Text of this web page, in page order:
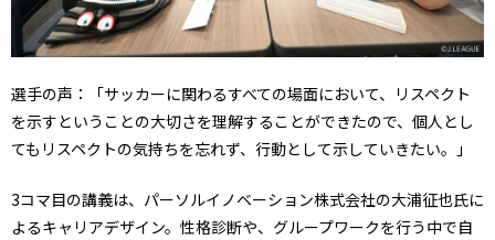
選手の声：「サッカーに関わるすべての場面において、リスペクト
を示すということの大切さを理解することができたので、個人とし
てもリスペクトの気持ちを忘れず、行動として示していきたい。」
3コマ目の講義は、パーソルイノベーション株式会社の大浦征也氏に
よるキャリアデザイン。性格診断や、グループワークを行う中で自